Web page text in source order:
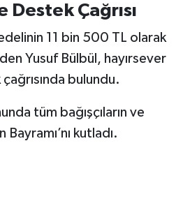
Destek Çağrısı
11 bin 500 TL olarak
Yusuf Bülbül, hayırsever
bulundu.
tüm bağışçıların ve
kutladı.